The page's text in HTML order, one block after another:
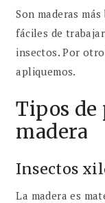
Son maderas
fáciles de
insectos. Por
apliquemos.
Tipos de
madera
Insectos
La madera es